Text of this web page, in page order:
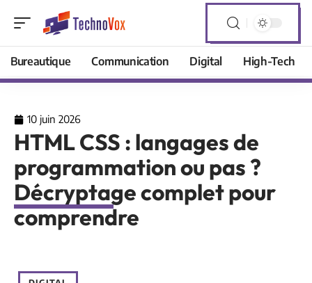
Bureautique Communication Digital High-Tech
10 juin 2026
HTML CSS : langages de
programmation ou pas ?
Décryptage complet pour
comprendre